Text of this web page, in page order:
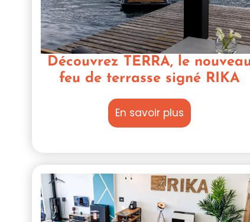
Découvrez TERRA, le
feu de terrasse signé RIKA
En savoir plus